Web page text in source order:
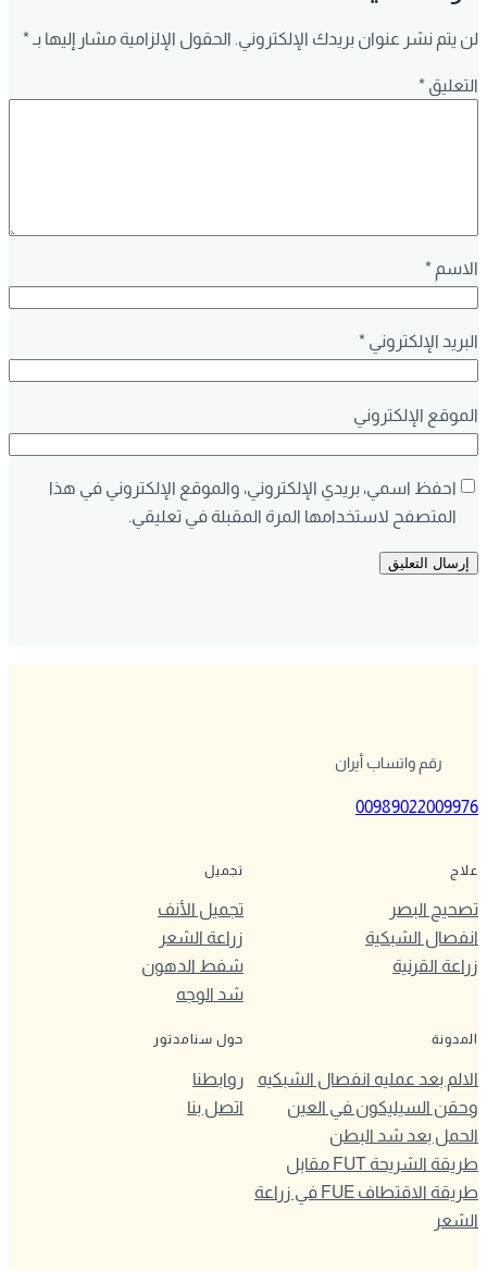
لن يتم نشر عنوان بريدك الإلكتروني. الحقول الإلزامية مشار إليها بـ*
التعليق *
الاسم *
البريد الإلكتروني *
الموقع الإلكتروني
احفظ اسمي، بريدي الإلكتروني، والموقع الإلكتروني في هذا
المتصفح لاستخدامها المرة المقبلة في تعليقي.
رقم واتساب أيران
00989022009976
علاج
تصحيح البصر
انفصال الشبكية
زراعة القرنية
تجميل
تجميل الأنف
زراعة الشعر
شفط الدهون
شد الوجه
المدونة
الالم بعد عمليه انفصال الشبكيه
وحقن السيليكون في العين
الحمل بعد شد البطن
طريقة الشريحة FUT مقابل
طريقة الاقتطاف FUE في زراعة
الشعر
حول سنامدتور
روابطنا
اتصل بنا